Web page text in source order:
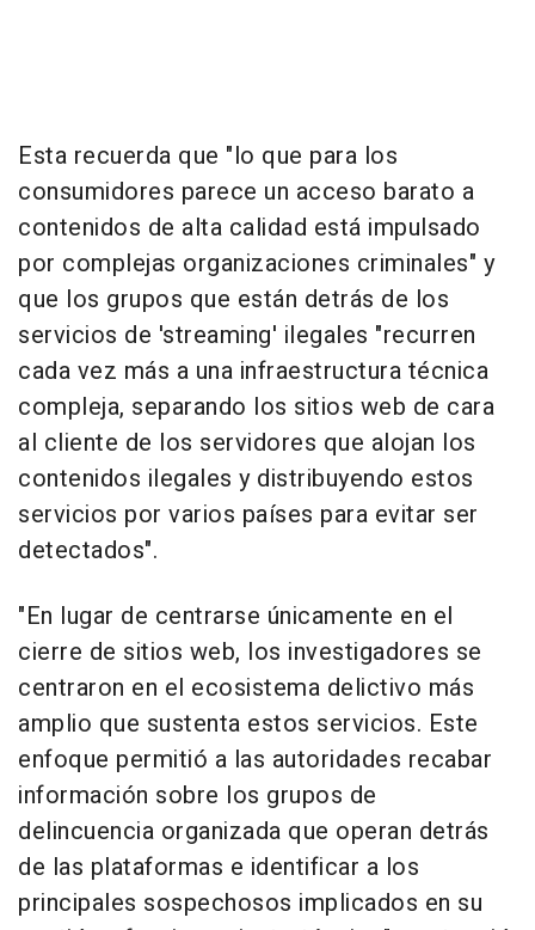
Esta recuerda que "lo que para los
consumidores parece un acceso barato a
contenidos de alta calidad está impulsado
por complejas organizaciones criminales" y
que los grupos que están detrás de los
servicios de 'streaming' ilegales "recurren
cada vez más a una infraestructura técnica
compleja, separando los sitios web de cara
al cliente de los servidores que alojan los
contenidos ilegales y distribuyendo estos
servicios por varios países para evitar ser
detectados".
"En lugar de centrarse únicamente en el
cierre de sitios web, los investigadores se
centraron en el ecosistema delictivo más
amplio que sustenta estos servicios. Este
enfoque permitió a las autoridades recabar
información sobre los grupos de
delincuencia organizada que operan detrás
de las plataformas e identificar a los
principales sospechosos implicados en su